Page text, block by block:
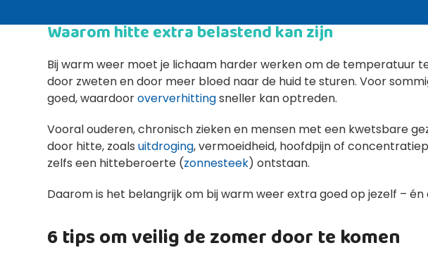
Waarom hitte extra belastend kan zijn
Bij warm weer moet je lichaam harder werken om de temperatuur
door zweten en door meer bloed naar de huid te sturen. Voor
goed, waardooroververhittingsneller kan optreden.
Vooral ouderen, chronisch zieken en mensen met een kwetsbare
door hitte, zoalsuitdroging, vermoeidheid, hoofdpijn of
zelfs een hitteberoerte (zonnesteek) ontstaan.
Daarom is het belangrijk om bij warm weer extra goed op jezelf –
6 tips om veilig de zomer door te komen